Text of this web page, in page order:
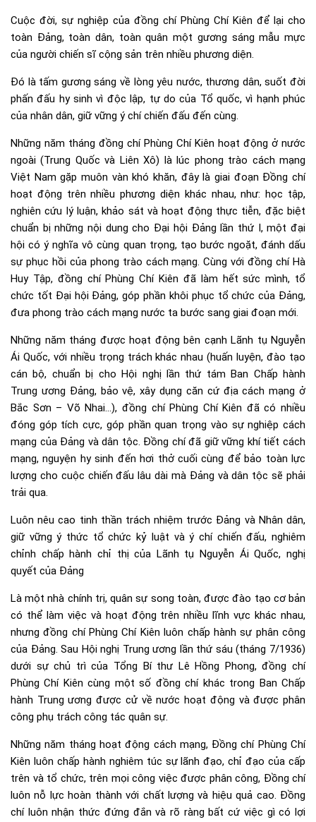
Cuộc đời, sự nghiệp của đồng chí Phùng Chí Kiên để lại cho
toàn Đảng, toàn dân, toàn quân một gương sáng mẫu mực
của người chiến sĩ cộng sản trên nhiều phương diện.
Đó là tấm gương sáng về lòng yêu nước, thương dân, suốt đời
phấn đấu hy sinh vì độc lập, tự do của Tổ quốc, vì hạnh phúc
của nhân dân, giữ vững ý chí chiến đấu đến cùng.
Những năm tháng đồng chí Phùng Chí Kiên hoạt động ở nước
ngoài (Trung Quốc và Liên Xô) là lúc phong trào cách mạng
Việt Nam gặp muôn vàn khó khăn, đây là giai đoạn Đồng chí
hoạt động trên nhiều phương diện khác nhau, như: học tập,
nghiên cứu lý luận, khảo sát và hoạt động thực tiễn, đặc biệt
chuẩn bị những nội dung cho Đại hội Đảng lần thứ I, một đại
hội có ý nghĩa vô cùng quan trọng, tạo bước ngoặt, đánh dấu
sự phục hồi của phong trào cách mạng. Cùng với đồng chí Hà
Huy Tập, đồng chí Phùng Chí Kiên đã làm hết sức mình, tổ
chức tốt Đại hội Đảng, góp phần khôi phục tổ chức của Đảng,
đưa phong trào cách mạng nước ta bước sang giai đoạn mới.
Những năm tháng được hoạt động bên cạnh Lãnh tụ Nguyễn
Ái Quốc, với nhiều trọng trách khác nhau (huấn luyện, đào tạo
cán bộ, chuẩn bị cho Hội nghị lần thứ tám Ban Chấp hành
Trung ương Đảng, bảo vệ, xây dụng căn cứ địa cách mạng ở
Bắc Sơn – Võ Nhai…), đồng chí Phùng Chí Kiên đã có nhiều
đóng góp tích cực, góp phần quan trọng vào sự nghiệp cách
mạng của Đảng và dân tộc. Đồng chí đã giữ vững khí tiết cách
mạng, nguyện hy sinh đến hơi thở cuối cùng để bảo toàn lực
lượng cho cuộc chiến đấu lâu dài mà Đảng và dân tộc sẽ phải
trải qua.
Luôn nêu cao tinh thần trách nhiệm trước Đảng và Nhân dân,
giữ vững ý thức tổ chức kỷ luật và ý chí chiến đấu, nghiêm
chỉnh chấp hành chỉ thị của Lãnh tụ Nguyễn Ái Quốc, nghị
quyết của Đảng
Là một nhà chính trị, quân sự song toàn, được đào tạo cơ bản
có thể làm việc và hoạt động trên nhiều lĩnh vực khác nhau,
nhưng đồng chí Phùng Chí Kiên luôn chấp hành sự phân công
của Đảng. Sau Hội nghị Trung ương lần thứ sáu (tháng 7/1936)
dưới sự chủ trì của Tổng Bí thư Lê Hồng Phong, đồng chí
Phùng Chí Kiên cùng một số đồng chí khác trong Ban Chấp
hành Trung ương được cử về nước hoạt động và được phân
công phụ trách công tác quân sự.
Những năm tháng hoạt động cách mạng, Đồng chí Phùng Chí
Kiên luôn chấp hành nghiêm túc sự lãnh đạo, chỉ đạo của cấp
trên và tổ chức, trên mọi công việc được phân công, Đồng chí
luôn nỗ lực hoàn thành với chất lượng và hiệu quả cao. Đồng
chí luôn nhận thức đứng đắn và rõ ràng bất cứ việc gì có lợi